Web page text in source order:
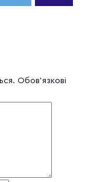
Обов’язкові